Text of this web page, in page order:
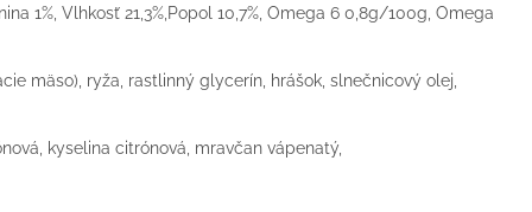
1%, Vlhkosť 21,3%,Popol 10,7%, Omega 6 0,8g/100g, Omega
mäso), ryža, rastlinný glycerín, hrášok, slnečnicový olej,
kyselina citrónová, mravčan vápenatý,